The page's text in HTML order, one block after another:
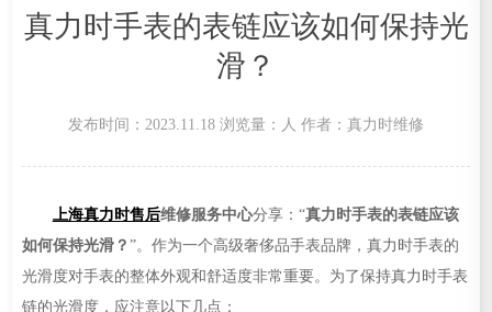
真力时手表的表链应该如何保持光
滑？
发布时间：2023.11.18 浏览量： 人 作者：真力时维修
上海真力时售后维修服务中心分享：“真力时手表的表链应该
如何保持光滑？”。作为一个高级奢侈品手表品牌，真力时手表的
光滑度对手表的整体外观和舒适度非常重要。为了保持真力时手表
链的光滑度，应注意以下几点：